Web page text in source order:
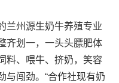
兰州源生奶牛养殖专业
齐划一，一头头膘肥体
料、喂牛、挤奶，笑容
与闯劲。“合作社现有奶